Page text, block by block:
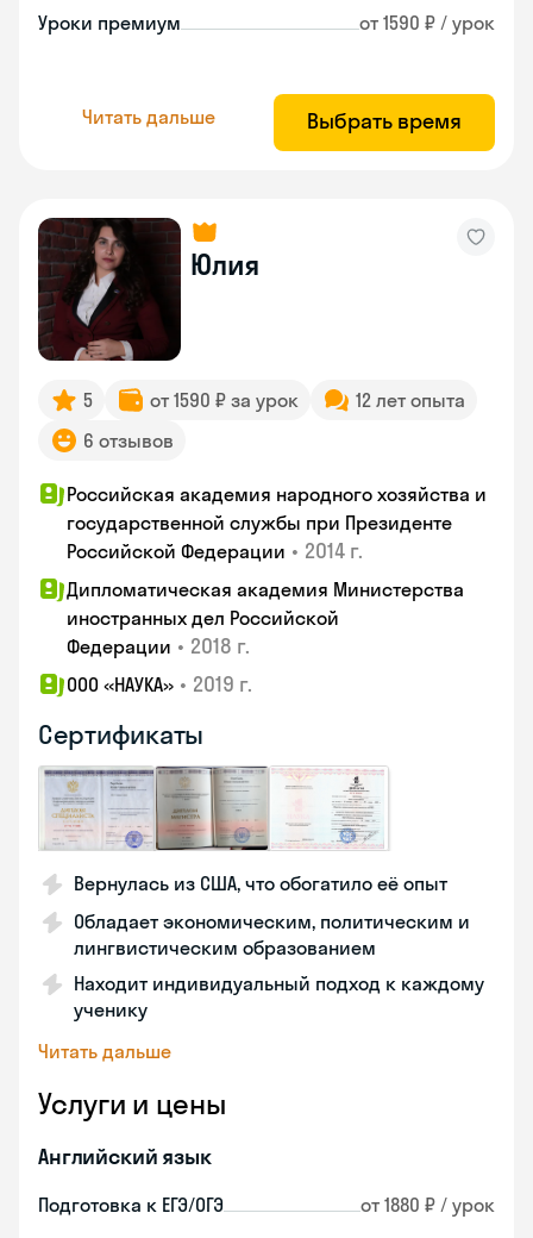
Уроки премиум от 1590 ₽ / урок
Читать дальше Выбрать время
Юлия
5 от 1590 ₽ за урок
12 лет опыта
6 отзывов
Российская академия народного хозяйства и
государственной службы при Президенте
Российской Федерации • 2014 г.
Дипломатическая академия Министерства
иностранных дел Российской
Федерации • 2018 г.
ООО «НАУКА» • 2019 г.
Сертификаты
Вернулась из США, что обогатило её опыт
Обладает экономическим, политическим и
лингвистическим образованием
Находит индивидуальный подход к каждому
ученику
Читать дальше
Услуги и цены
Английский язык
Подготовка к ЕГЭ/ОГЭ от 1880 ₽ / урок